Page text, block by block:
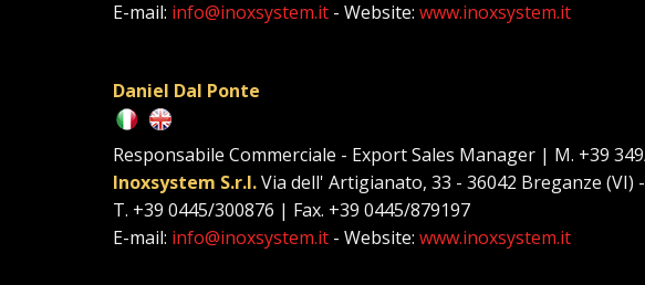
E-mail: info@inoxsystem.it - Website: www.inoxsystem.it
Daniel Dal Ponte
Responsabile Commerciale - Export Sales Manager | M. +39
Inoxsystem S.r.l.Via dell' Artigianato, 33 - 36042 Breganze (VI)
T. +39 0445/300876 | Fax. +39 0445/879197
E-mail: info@inoxsystem.it - Website: www.inoxsystem.it